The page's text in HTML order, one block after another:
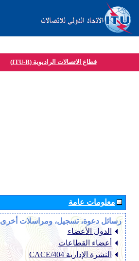
قطاع الاتصالات الراديوية (ITU-R)
معلومات عامة
رسائل دعوة، تسجيل، ومراسلات أخرى
الدول الأعضاء
أعضاء القطاعات
النشرة الإدارية CACE/404